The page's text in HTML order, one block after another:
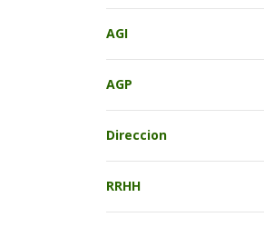
AGI
AGP
Direccion
RRHH